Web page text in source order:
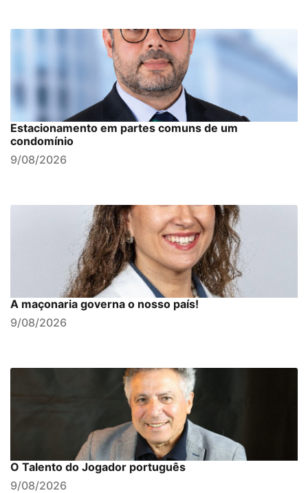
Estacionamento em partes comuns de um
condomínio
9/08/2026
A maçonaria governa o nosso país!
9/08/2026
O Talento do Jogador português
9/08/2026